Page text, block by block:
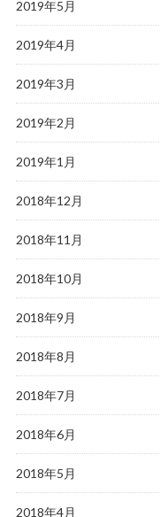
2019年5月
2019年4月
2019年3月
2019年2月
2019年1月
2018年12月
2018年11月
2018年10月
2018年9月
2018年8月
2018年7月
2018年6月
2018年5月
2018年4月